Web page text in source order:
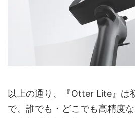
以上の通り、『Otter Lite』は
で、誰でも・どこでも高精度